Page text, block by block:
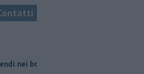
un'altra giornata di fuoco